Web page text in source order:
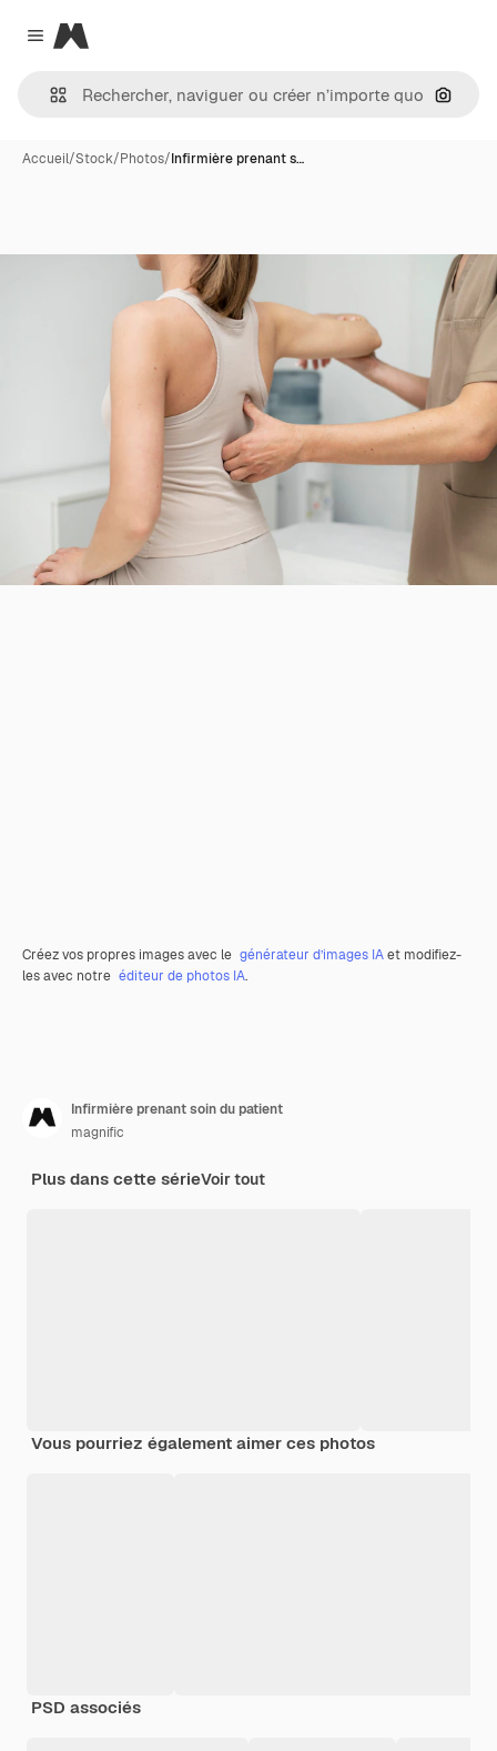
Close menu
Magnific
Accueil/Stock/Photos/Infirmière prenant s…
Créez vos propres images avec le générateur d’images IAet modifiez-
les avec notre éditeur de photos IA.
Infirmière prenant soin du patient
magnific
Plus dans cette sérieVoir tout
Vous pourriez également aimer ces photos
PSD associés